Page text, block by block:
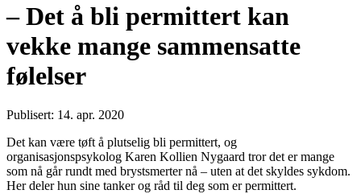
– Det å bli permittert kan
vekke mange sammensatte
følelser
Publisert: 14. apr. 2020
Det kan være tøft å plutselig bli permittert, og
organisasjonspsykolog Karen Kollien Nygaard tror det er mange
som nå går rundt med brystsmerter nå – uten at det skyldes sykdom.
Her deler hun sine tanker og råd til deg som er permittert.